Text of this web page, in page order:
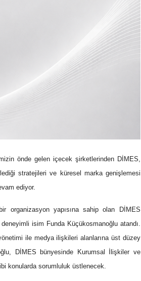
önde gelen içecek şirketlerinden DİMES,
stratejileri ve küresel marka genişlemesi
ediyor.
organizasyon yapısına sahip olan DİMES
isim Funda Küçükosmanoğlu atandı.
ile medya ilişkileri alanlarına üst düzey
DİMES bünyesinde Kurumsal İlişkiler ve
konularda sorumluluk üstlenecek.